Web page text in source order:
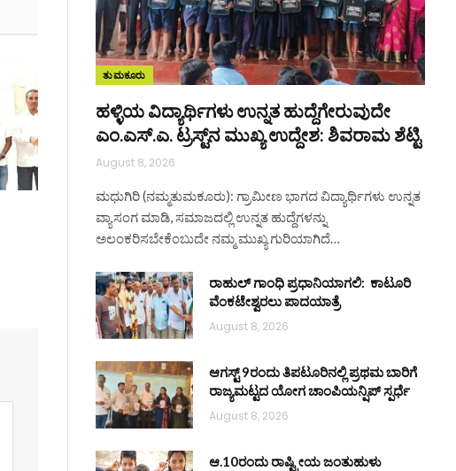
ತುಮಕೂರು
ಹಳ್ಳಿಯ ವಿದ್ಯಾರ್ಥಿಗಳು ಉನ್ನತ ಹುದ್ದೆಗೇರುವುದೇ
ಎಂ.ಎಸ್.ಎ. ಟ್ರಸ್ಟ್‌ನ ಮುಖ್ಯ ಉದ್ದೇಶ: ಶಿವರಾಮ ಶೆಟ್ಟಿ
August 8, 2026
ಮಧುಗಿರಿ (ನಮ್ಮತುಮಕೂರು): ಗ್ರಾಮೀಣ ಭಾಗದ ವಿದ್ಯಾರ್ಥಿಗಳು ಉನ್ನತ
ವ್ಯಾಸಂಗ ಮಾಡಿ, ಸಮಾಜದಲ್ಲಿ ಉನ್ನತ ಹುದ್ದೆಗಳನ್ನು
ಅಲಂಕರಿಸಬೇಕೆಂಬುದೇ ನಮ್ಮ ಮುಖ್ಯ ಗುರಿಯಾಗಿದೆ…
ರಾಹುಲ್ ಗಾಂಧಿ ಪ್ರಧಾನಿಯಾಗಲಿ: ಕಾಟೂರಿ
ವೆಂಕಟೇಶ್ವರಲು ಪಾದಯಾತ್ರೆ
August 8, 2026
ಆಗಸ್ಟ್ 9ರಂದು ತಿಪಟೂರಿನಲ್ಲಿ ಪ್ರಥಮ ಬಾರಿಗೆ
ರಾಜ್ಯಮಟ್ಟದ ಯೋಗ ಚಾಂಪಿಯನ್ಷಿಪ್ ಸ್ಪರ್ಧೆ
August 8, 2026
ಆ.10ರಂದು ರಾಷ್ಟ್ರೀಯ ಜಂತುಹುಳು